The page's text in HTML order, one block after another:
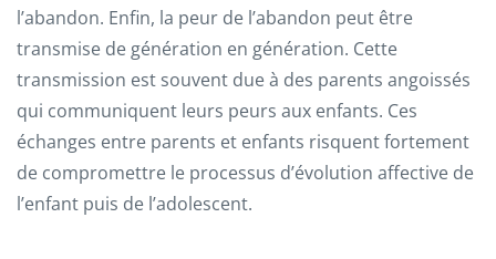
l’abandon. Enfin, la peur de l’abandon peut être
transmise de génération en génération. Cette
transmission est souvent due à des parents angoissés
qui communiquent leurs peurs aux enfants. Ces
échanges entre parents et enfants risquent fortement
de compromettre le processus d’évolution affective de
l’enfant puis de l’adolescent.